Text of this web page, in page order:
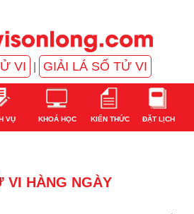
VI GIẢI LÁ SỐ TỬ VI
VỤ KHOÁ HỌC KIẾN THỨC ĐẶT LỊCH
VI HÀNG NGÀY